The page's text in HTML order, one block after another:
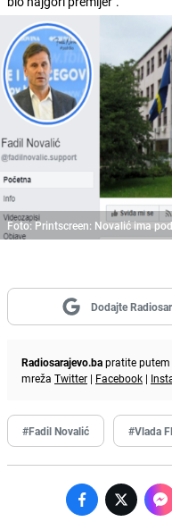
Foto: Printscreen: Novalić ima
Dodajte
Radiosarajevo.bapratite
mreža Twitter | Facebook |
#Fadil Novalić #Vlada